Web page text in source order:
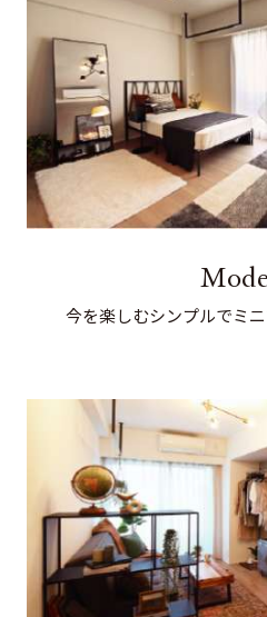
今を楽しむシンプルでミ